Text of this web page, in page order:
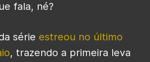
fala, né?
série estreou no último
, trazendo a primeira leva